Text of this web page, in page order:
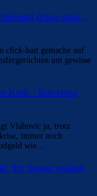
schon einig –
click-bait gemache auf
um gewisse
Korb – Barcelona
Vlahovic ja, trotz
immer noch
wie…
Ter Stegen verlässt